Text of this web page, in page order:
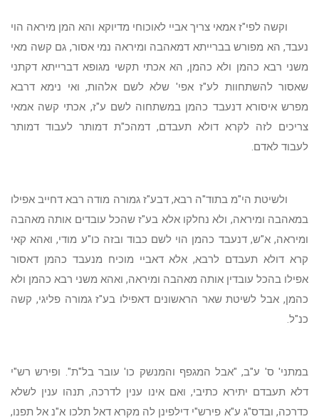
וקשה לפי"ז אמאי צריך אביי לאוכוחי מדיוקא והא המן מיראה הוי
נעבד, הא מפורש בברייתא דמאהבה ומיראה נמי אסור, גם קשה מאי
משני רבא כהמן ולא כהמן, הא אכתי תקשי מגופא דברייתא דקתני
שאסור להשתחוות לע"ז אפי' שלא לשם אלהות, ואי נימא דרבא
מפרש איסורא דנעבד כהמן במשתחוה לשם ע"ז, אכתי קשה אמאי
צריכים לזה לקרא דולא תעבדם, דמהכ"ת דמותר לעבוד דמותר
לעבוד לאדם.
ולשיטת הי"מ בתוד"ה רבא, דבע"ז גמורה מודה רבא דחייב אפילו
במאהבה ומיראה, ולא נחלקו אלא בע"ז שהכל עובדים אותה מאהבה
ומיראה, א"ש, דנעבד כהמן הוי לשם כבוד ובזה כו"ע מודי, ואהא קאי
קרא דולא תעבדם לרבא, אלא דאביי מוכיח מנעבד כהמן דאסור
אפילו בהכל עובדין אותה מאהבה ומיראה, ואהא משני רבא כהמן ולא
כהמן, אבל לשיטת שאר הראשונים דאפילו בע"ז גמורה פליגי, קשה
כנ"ל.
במתני' ס' ע"ב, "אבל המגפף והמנשק כו' עובר בל"ת". ופירש רש"י
דלא תעבדם יתירא כתיבי, ואם אינו ענין לדרכה, תנהו ענין לשלא
כדרכה, ובדס"ג ע"א פירש"י דילפינן לה מקרא דאל תלכו א"נ אל תפנו,